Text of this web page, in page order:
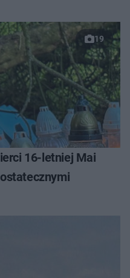
19
16-letniej Mai